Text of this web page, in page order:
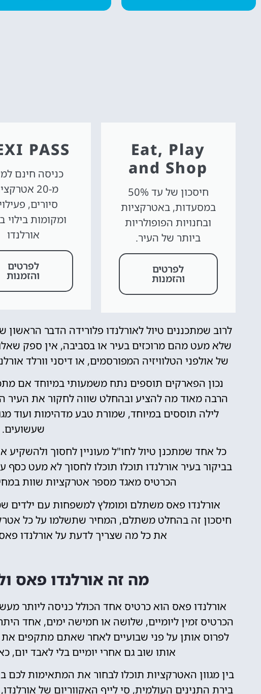
Eat, Play
and Shop
חיסכון של עד 50%
במסעדות, באטרקציות
ובחנויות הפופולריות
ביותר של העיר.
לפרטים
והזמנות
PASS
כניסה חינם
מ-20
סיורים,
ומקומות בילוי
אורלנדו
לפרטים
והזמנות
לרוב שמתכננים טיול לאורלנדו פלורידה הדבר
שלא מעט מהם מרוכזים בעיר או בסביבה, אין ספק
של אולפני הטלוויזיה המפורסמים, או דיסני וורלד
נכון הפארקים תוספים נתח משמעותי במיוחד אם
הרבה מאוד מה להציע ובהחלט שווה לחקור את העיר
לילה תוססים במיוחד, שמורת טבע מדהימות ועוד
שעשועים.
כל אחד שמתכנן טיול לחו"ל מעוניין לחסוך ולהשקיע
בביקור בעיר אורלנדו תוכלו תוכלו לחסוך לא מעט
הכרטיס מאגד מספר אטרקציות שוות
אורלנדו פאס משתלם ומומלץ למשפחות עם ילדים
חיסכון זה בהחלט משתלם, המחיר שתשלמו על כל
את כל מה שצריך לדעת על אורלנדו
מה זה אורלנדו פאס
אורלנדו פאס הוא כרטיס אחד הכולל כניסה ליותר
הכרטיס זמין ליומיים, שלושה או חמישה ימים, אחד
לפרוס אותן על פני שבועיים לאחר שאתם מתקפים
אותו שוב גם אחרי יומיים בלי לאבד יום,
בין מגוון האטרקציות תוכלו לבחור את המתאימות לכם
בירת התנינים העולמית, סי לייף האקווריום של